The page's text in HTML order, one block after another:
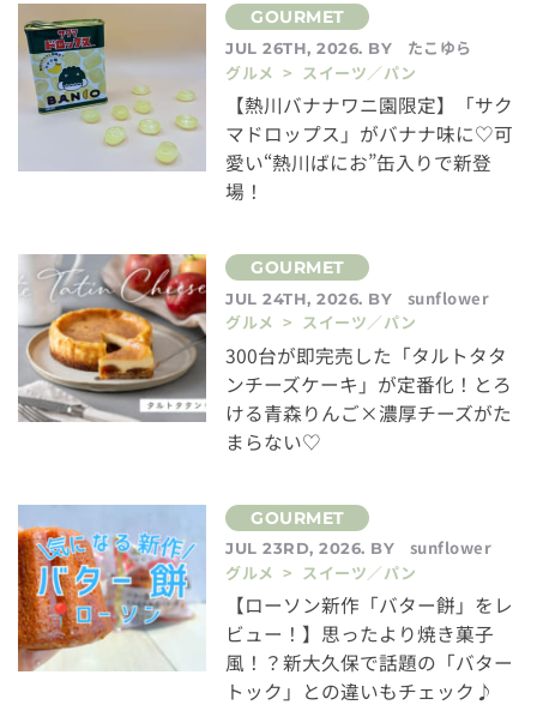
JUL 26TH, 2026. BY
たこゆら
グルメ > スイーツ／パン
【熱川バナナワニ園限定】「サク
マドロップス」がバナナ味に♡可
愛い“熱川ばにお”缶入りで新登
場！
JUL 24TH, 2026. BY
sunflower
グルメ > スイーツ／パン
300台が即完売した「タルトタタ
ンチーズケーキ」が定番化！とろ
ける青森りんご×濃厚チーズがた
まらない♡
JUL 23RD, 2026. BY
sunflower
グルメ > スイーツ／パン
【ローソン新作「バター餅」をレ
ビュー！】思ったより焼き菓子
風！？新大久保で話題の「バター
トック」との違いもチェック♪